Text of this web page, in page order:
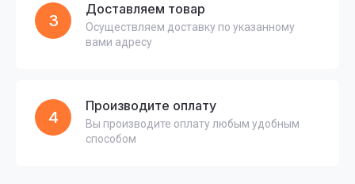
3
Доставляем товар
Осуществляем доставку по указанному
вами адресу
4
Производите оплату
Вы производите оплату любым удобным
способом